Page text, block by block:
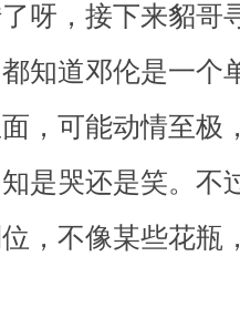
呀，接下来貂哥
知道邓伦是一个
，可能动情至极
是哭还是笑。不
，不像某些花瓶